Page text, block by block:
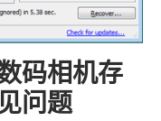
码相机存
问题